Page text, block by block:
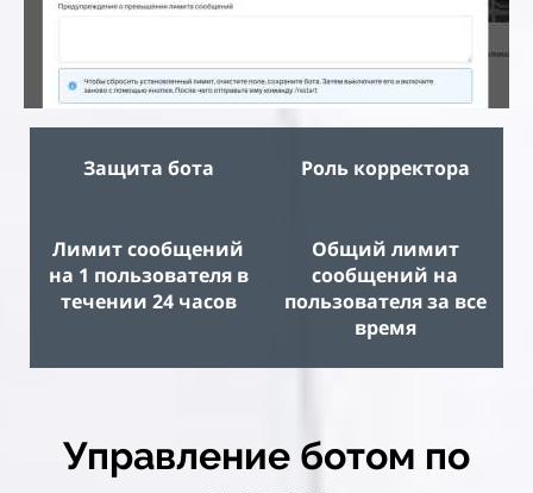
Защита бота Роль корректора
Лимит сообщений
на 1 пользователя в
течении 24 часов
Общий лимит
сообщений на
пользователя за все
время
Управление ботом по